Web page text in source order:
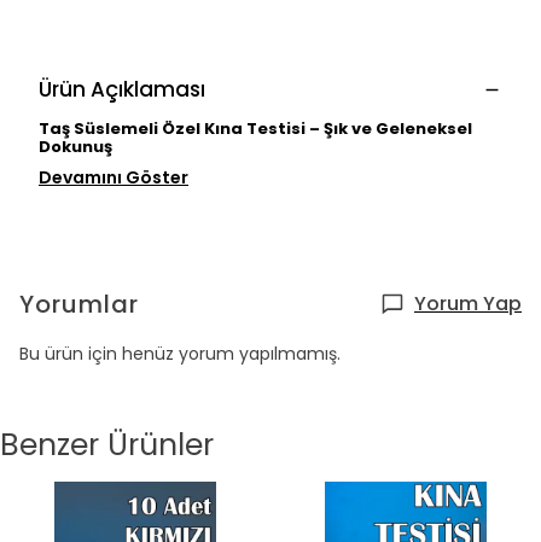
Ürün Açıklaması
Taş Süslemeli Özel Kına Testisi – Şık ve Geleneksel
Dokunuş
Devamını Göster
Yorumlar Yorum Yap
Bu ürün için henüz yorum yapılmamış.
Benzer Ürünler